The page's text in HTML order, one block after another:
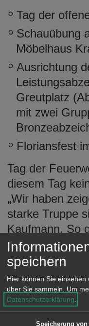
Tag der
Schauübung
Möbelhaus
Ausrichtung
Greutplatz
mit zwei
Floriansfest
Tag der
diesem Tag
„Wir haben
starke Truppe
Kaufmann. So
allen
das kommende
Ausbildung"
Personalstand
wie folgt
speichern
Hier können Sie
über Sie sammeln.
Um
Datenschutzerklärung
Speicherung